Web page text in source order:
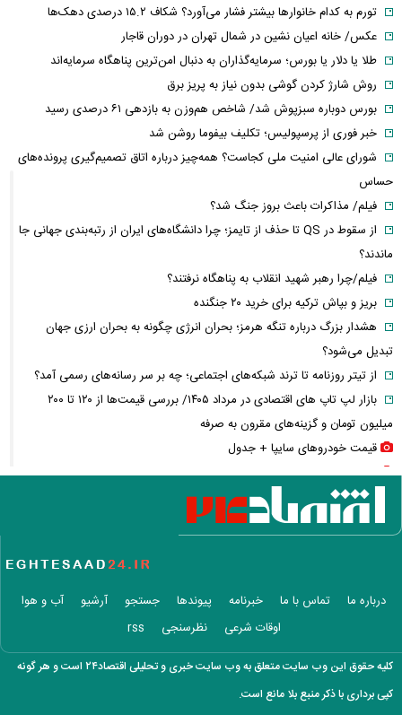
تورم به کدام خانوارها بیشتر فشار می‌آورد؟ شکاف ۱۵.۲ درصدی دهک‌ها
عکس/ خانه اعیان نشین در شمال تهران در دوران قاجار
طلا یا دلار یا بورس؛ سرمایه‌گذاران به دنبال امن‌ترین پناهگاه سرمایه‌اند
روش شارژ کردن گوشی بدون نیاز به پریز برق
بورس دوباره سبزپوش شد/ شاخص هم‌وزن به بازدهی ۶۱ درصدی رسید
خبر فوری از پرسپولیس؛ تکلیف بیفوما روشن شد
شورای عالی امنیت ملی کجاست؟ همه‌چیز درباره اتاق تصمیم‌گیری پرونده‌های
حساس
فیلم/ مذاکرات باعث بروز جنگ شد؟
از سقوط در QS تا حذف از تایمز؛ چرا دانشگاه‌های ایران از رتبه‌بندی جهانی جا
ماندند؟
فیلم/چرا رهبر شهید انقلاب به پناهگاه نرفتند؟
بریز و بپاش ترکیه برای خرید ۲۰ جنگنده
هشدار بزرگ درباره تنگه هرمز؛ بحران انرژی چگونه به بحران ارزی جهان
تبدیل می‌شود؟
از تیتر روزنامه تا ترند شبکه‌های اجتماعی؛ چه بر سر رسانه‌های رسمی آمد؟
بازار لپ‌ تاپ‌ های اقتصادی در مرداد ۱۴۰۵/ بررسی قیمت‌ها از ۱۲۰ تا ۲۰۰
میلیون تومان و گزینه‌های مقرون‌ به‌ صرفه
قیمت خودرو‌های سایپا + جدول
قیمت خودرو‌های ایران خودرو + جدول
قیمت سکه پارسیان + جدول
قیمت سکه و طلا + جدول
سایه جنگ بر مذاکرات توافق هرمز؛ پیام تازه «برادر محسن» چه معنایی دارد؟
فیلم / لحظه ورود عاصم منیر و شهباز شریف به کعبه
عکس های زیبای هدیه تهرانی در یک گلخانه
هزینه ساخت مسکن سر به فلک کشید/ ساخت هر متر خانه چقدر آب
درباره ما تماس با ما خبرنامه پیوندها جستجو آرشیو
آب و هوا
اوقات شرعی
نظرسنجی rss
کلیه حقوق این وب سایت متعلق به وب سایت خبری و تحلیلی اقتصاد۲۴ است و هر گونه
کپی برداری با ذکر منبع بلا مانع است.